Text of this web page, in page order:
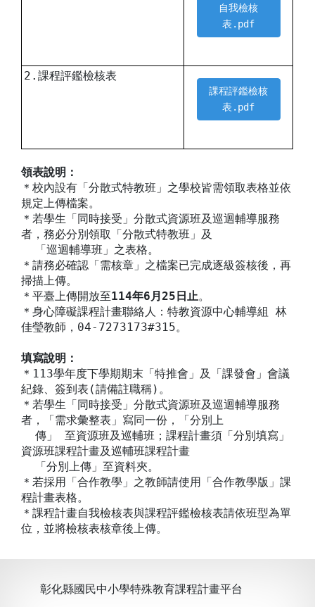
自我檢核
表.pdf
2.課程評鑑檢核表
課程評鑑檢核
表.pdf
領表說明：
＊校內設有「分散式特教班」之學校皆需領取表格並依
規定上傳檔案。
＊若學生「同時接受」分散式資源班及巡迴輔導服務
者，務必分別領取「分散式特教班」及
「巡迴輔導班」之表格。
＊請務必確認「需核章」之檔案已完成逐級簽核後，再
掃描上傳。
＊平臺上傳開放至114年6月25日止。
＊身心障礙課程計畫聯絡人：特教資源中心輔導組 林
佳瑩教師，04-7273173#315。
填寫說明：
＊113學年度下學期期末「特推會」及「課發會」會議
紀錄、簽到表(請備註職稱)。
＊若學生「同時接受」分散式資源班及巡迴輔導服務
者，「需求彙整表」寫同一份，「分別上
傳」 至資源班及巡輔班；課程計畫須「分別填寫」
資源班課程計畫及巡輔班課程計畫
「分別上傳」至資料夾。
＊若採用「合作教學」之教師請使用「合作教學版」課
程計畫表格。
＊課程計畫自我檢核表與課程評鑑檢核表請依班型為單
位，並將檢核表核章後上傳。
彰化縣國民中小學特殊教育課程計畫平台